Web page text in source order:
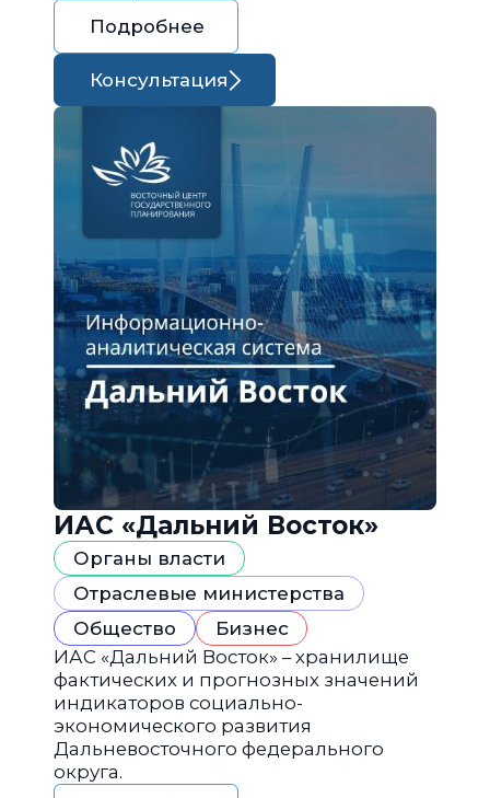
Подробнее
Консультация
ИАС «Дальний Восток»
Органы власти
Отраслевые министерства
Общество
Бизнес
ИАС «Дальний Восток» – хранилище
фактических и прогнозных значений
индикаторов социально-
экономического развития
Дальневосточного федерального
округа.